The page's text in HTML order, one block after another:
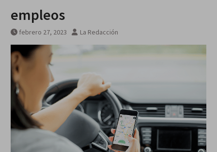
Green Room
empleos
febrero 27, 2023 La Redacción